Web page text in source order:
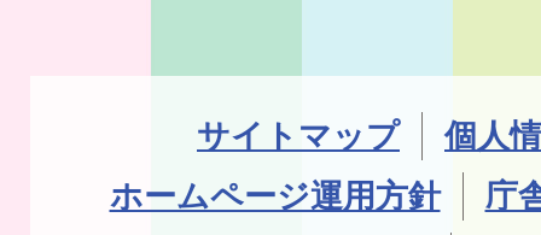
サイトマップ
個人
ホームページ運用方針
庁